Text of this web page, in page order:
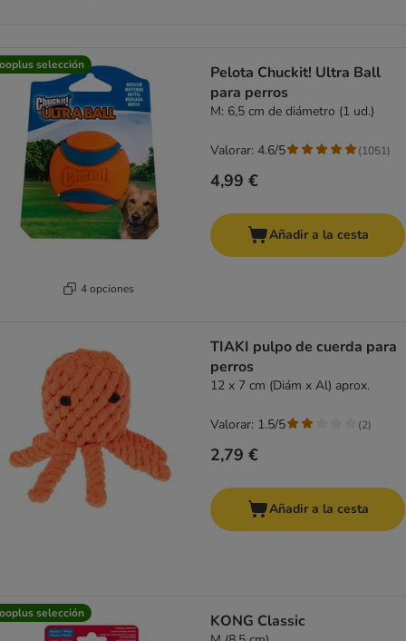
selección
4 opciones
Pelota Chuckit! Ultra Ball
para perros
M: 6,5 cm de diámetro (1 ud.)
4,99 €
Valorar: 4.6/5 (1051)
Añadir a la cesta
TIAKI pulpo de cuerda para
perros
12 x 7 cm (Diám x Al) aprox.
2,79 €
Valorar: 1.5/5 (2)
Añadir a la cesta
selección KONG Classic